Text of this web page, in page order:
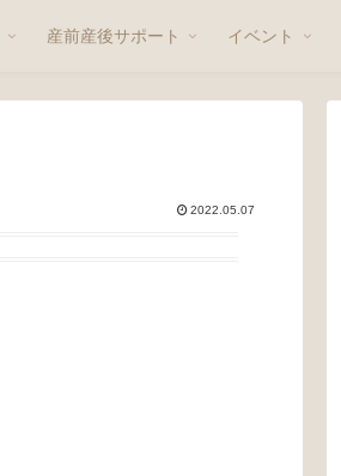
産前産後サポート イベント
2022.05.07